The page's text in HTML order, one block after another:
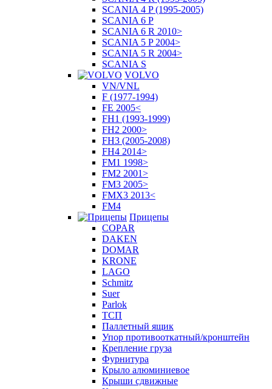
SCANIA 4 P (1995-2005)
SCANIA 6 P
SCANIA 6 R 2010>
SCANIA 5 P 2004>
SCANIA 5 R 2004>
SCANIA S
VOLVO
VN/VNL
F (1977-1994)
FE 2005<
FH1 (1993-1999)
FH2 2000>
FH3 (2005-2008)
FH4 2014>
FM1 1998>
FM2 2001>
FM3 2005>
FMX3 2013<
FM4
Прицепы
COPAR
DAKEN
DOMAR
KRONE
LAGO
Schmitz
Suer
Parlok
ТСП
Паллетный ящик
Упор противооткатный/кронштейн
Крепление груза
Фурнитура
Крыло алюминиевое
Крыши сдвижные